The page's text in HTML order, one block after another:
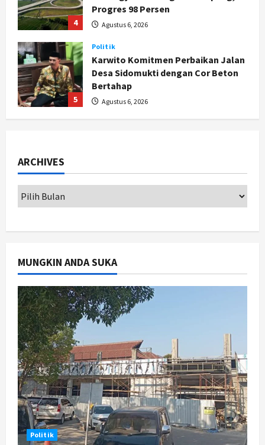
4
Progres 98 Persen
Agustus 6, 2026
5
Politik
Karwito Komitmen Perbaikan Jalan
Desa Sidomukti dengan Cor Beton
Bertahap
Agustus 6, 2026
1
3
Jogja
Gen Z Belajar Meracik Lulur Khas
Keraton Yogyakarta, Rahasia
Cantik Bangsawan Jawa
4
Jogja
Jasa Marga Pastikan Pembangunan
Tol Jogja-Solo Segera Rampung,
Progres 98 Persen
Agustus 6, 2026
Politik
ARCHIVES
MUNGKIN ANDA SUKA
Politik